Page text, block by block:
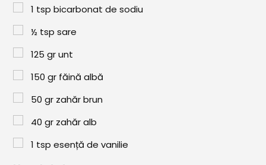
Aluaturi Sărate
Pizza
Rețete cu Carne
Rețete Vegetariene
1 tsp bicarbonat de sodiu
½ tsp sare
125 gr unt
150 gr făină albă
50 gr zahăr brun
40 gr zahăr alb
1 tsp esență de vanilie